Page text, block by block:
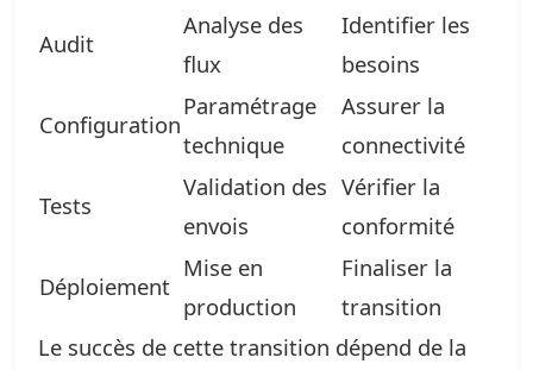
Audit
Analyse des
flux
Identifier les
besoins
Configuration
Paramétrage
technique
Assurer la
connectivité
Tests
Validation des
envois
Vérifier la
conformité
Déploiement
Mise en
production
Finaliser la
transition
Le succès de cette transition dépend de la